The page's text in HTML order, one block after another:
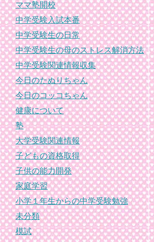
ママ塾開校
中学受験入試本番
中学受験生の日常
中学受験生の母のストレス解消方法
中学受験関連情報収集
今日のたぬりちゃん
今日のコッコちゃん
健康について
塾
大学受験関連情報
子どもの資格取得
子供の能力開発
家庭学習
小学１年生からの中学受験勉強
未分類
模試